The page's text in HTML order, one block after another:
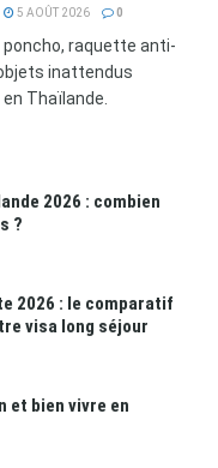
5 AOÛT 2026 0
raquette anti-
inattendus
Thaïlande.
2026 : combien
?
2026 : le comparatif
visa long séjour
et bien vivre en